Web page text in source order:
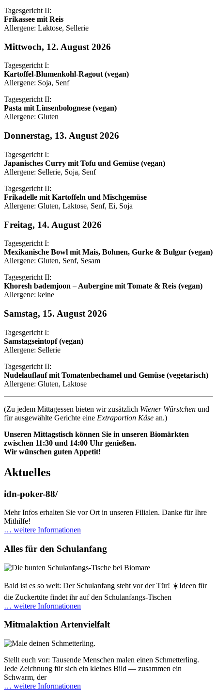
Tagesgericht II:
Frikassee mit Reis
Allergene: Laktose, Sellerie
Mittwoch, 12. August 2026
Tagesgericht I:
Kartoffel-Blumenkohl-Ragout (vegan)
Allergene: Soja, Senf
Tagesgericht II:
Pasta mit Linsenbolognese (vegan)
Allergene: Gluten
Donnerstag, 13. August 2026
Tagesgericht I:
Japanisches Curry mit Tofu und Gemüse (vegan)
Allergene: Sellerie, Soja, Senf
Tagesgericht II:
Frikadelle mit Kartoffeln und Mischgemüse
Allergene: Gluten, Laktose, Senf, Ei, Soja
Freitag, 14. August 2026
Tagesgericht I:
Mexikanische Bowl mit Mais, Bohnen, Gurke & Bulgur (vegan)
Allergene: Gluten, Senf, Sesam
Tagesgericht II:
Khoresh bademjoon – Aubergine mit Tomate & Reis (vegan)
Allergene: keine
Samstag, 15. August 2026
Tagesgericht I:
Samstagseintopf (vegan)
Allergene: Sellerie
Tagesgericht II:
Nudelauflauf mit Tomatenbechamel und Gemüse (vegetarisch)
Allergene: Gluten, Laktose
(Zu jedem Mittagessen bieten wir zusätzlich Wiener Würstchen und
für ausgewählte Gerichte eine Extraportion Käse an.)
Unseren Mittagstisch können Sie in unseren Biomärkten
zwischen 11:30 und 14:00 Uhr genießen.
Wir wünschen guten Appetit!
Aktuelles
idn-poker-88/
Mehr Infos erhalten Sie vor Ort in unseren Filialen. Danke für Ihre
Mithilfe!
… weitere Informationen
Alles für den Schulanfang
Bald ist es so weit: Der Schulanfang steht vor der Tür! ☀️Ideen für
die Zuckertüte findet ihr auf den Schulanfangs-Tischen
… weitere Informationen
Mitmalaktion Artenvielfalt
Stellt euch vor: Tausende Menschen malen einen Schmetterling.
Jede Zeichnung für sich ein kleines Bild — zusammen ein
Schwarm, der
… weitere Informationen